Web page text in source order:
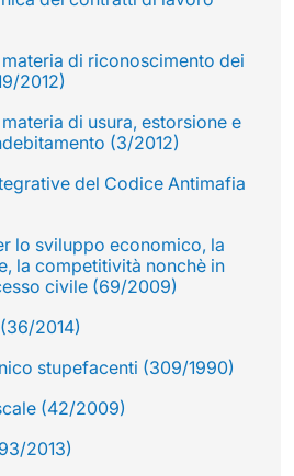
di riconoscimento dei
2012)
di usura, estorsione e
(3/2012)
del Codice Antimafia
lo sviluppo economico, la
la competitività nonchè in
civile (69/2009)
2014)
stupefacenti (309/1990)
(42/2009)
2013)